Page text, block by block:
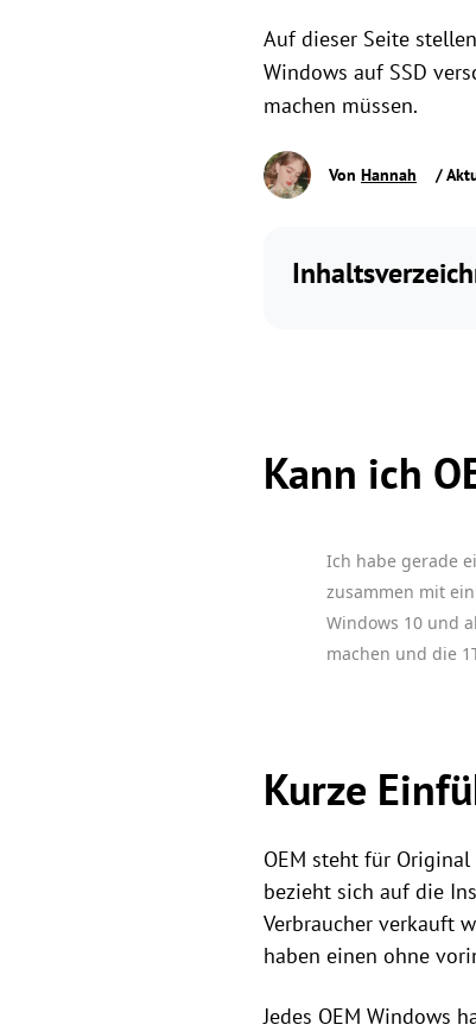
Auf dieser Seite
Windows auf SSD
machen müssen.
Von Hannah /
Kann ich
Ich habe gerade
zusammen mit
Windows 10 und
machen und die
Kurze
OEM steht für
bezieht sich auf die
Verbraucher verkauft
haben einen ohne
Jedes OEM Windows